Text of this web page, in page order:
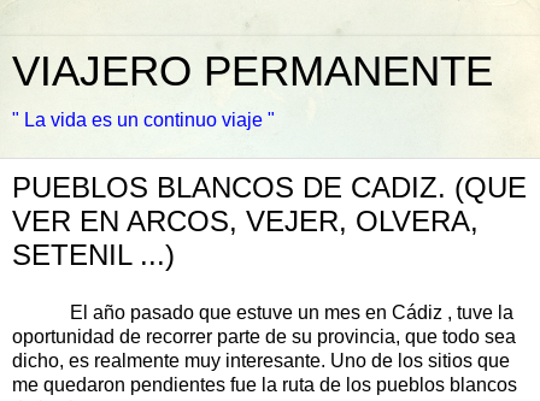
VIAJERO PERMANENTE
" La vida es un continuo viaje "
PUEBLOS BLANCOS DE CADIZ. (QUE
VER EN ARCOS, VEJER, OLVERA,
SETENIL ...)
El año pasado que estuve un mes en Cádiz , tuve la
oportunidad de recorrer parte de su provincia, que todo sea
dicho, es realmente muy interesante. Uno de los sitios que
me quedaron pendientes fue la ruta de los pueblos blancos